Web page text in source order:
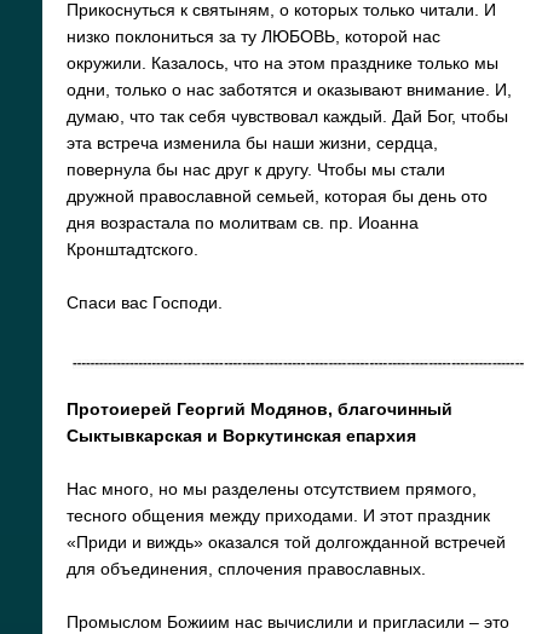
Прикоснуться к святыням, о которых только читали. И
низко поклониться за ту ЛЮБОВЬ, которой нас
окружили. Казалось, что на этом празднике только мы
одни, только о нас заботятся и оказывают внимание. И,
думаю, что так себя чувствовал каждый. Дай Бог, чтобы
эта встреча изменила бы наши жизни, сердца,
повернула бы нас друг к другу. Чтобы мы стали
дружной православной семьей, которая бы день ото
дня возрастала по молитвам св. пр. Иоанна
Кронштадтского.
Спаси вас Господи.
Протоиерей Георгий Модянов, благочинный
Сыктывкарская и Воркутинская епархия
Нас много, но мы разделены отсутствием прямого,
тесного общения между приходами. И этот праздник
«Приди и виждь» оказался той долгожданной встречей
для объединения, сплочения православных.
Промыслом Божиим нас вычислили и пригласили – это